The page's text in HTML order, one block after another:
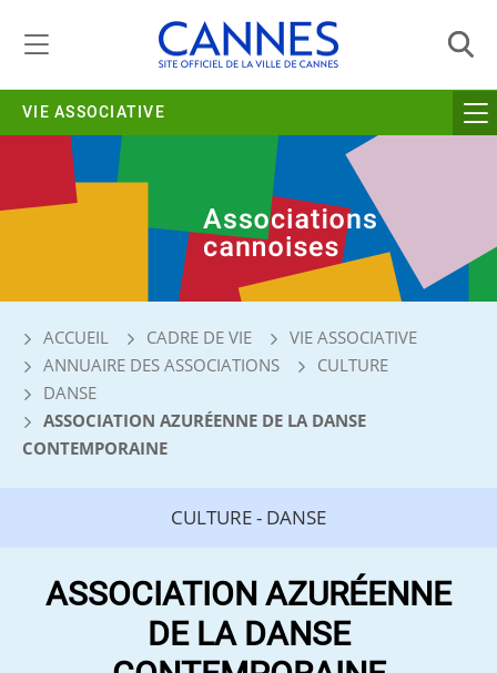
VIE ASSOCIATIVE
ACCUEIL CADRE DE VIE
VIE ASSOCIATIVE
ANNUAIRE DES ASSOCIATIONS
CULTURE
DANSE
ASSOCIATION AZURÉENNE DE LA DANSE
CONTEMPORAINE
CULTURE - DANSE
ASSOCIATION AZURÉENNE
DE LA DANSE